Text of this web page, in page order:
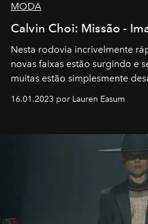
MODA
Calvin Choi: Missão -
Nesta rodovia incrivelmente
novas faixas estão surgindo e
muitas estão simplesmente
transportador AMTD abrindo
por propósitos, com um claro
16.01.2023 por Lauren Easum